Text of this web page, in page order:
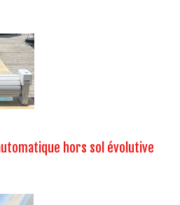
hors sol évolutive